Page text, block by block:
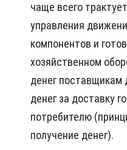
чаще всего
управления
компонентов и
хозяйственном
денег поставщикам
денег за доставку
потребителю
получение денег).